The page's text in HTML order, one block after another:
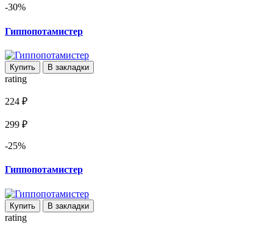
-30%
Гиппопотамистер
Купить В закладки
rating
224 ₽
299 ₽
-25%
Гиппопотамистер
Купить В закладки
rating